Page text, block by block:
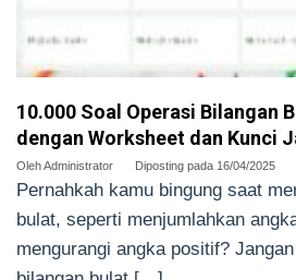
10.000 Soal Operasi Bilangan
dengan Worksheet dan Kunci
OlehAdministrator Diposting pada 16/04/2025
Pernahkah kamu bingung saat
bulat, seperti menjumlahkan
mengurangi angka positif?